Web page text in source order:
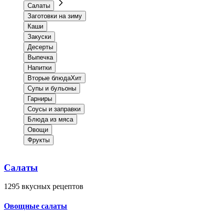
Салаты
Заготовки на зиму
Каши
Закуски
Десерты
Выпечка
Напитки
Вторые блюдаХит
Супы и бульоны
Гарниры
Соусы и заправки
Блюда из мяса
Овощи
Фрукты
Салаты
1295 вкусных рецептов
Овощные салаты